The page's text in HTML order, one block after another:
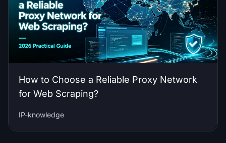
How to Choose a Reliable Proxy Network
for Web Scraping?
IP-knowledge